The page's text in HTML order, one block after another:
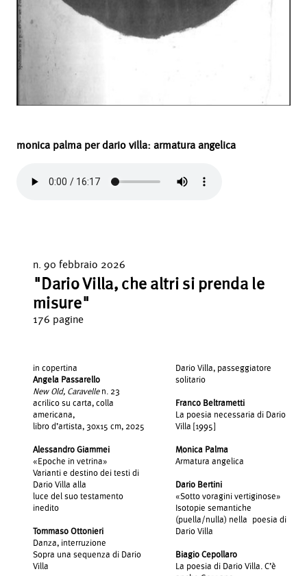
monica palma per dario villa: armatura angelica
n. 90 febbraio 2026
"Dario Villa, che altri si prenda le
misure"
176 pagine
in copertina
Angela Passarello
New Old, Caravellen. 23
acrilico su carta, colla
americana,
libro d’artista, 30x15 cm, 2025
Alessandro Giammei
«Epoche in vetrina»
Varianti e destino dei testi di
Dario Villa alla
luce del suo testamento
inedito
Tommaso Ottonieri
Danza, interruzione
Sopra una sequenza di Dario
Villa
Dario Villa, passeggiatore
solitario
Franco Beltrametti
La poesia necessaria di Dario
Villa [1995]
Monica Palma
Armatura angelica
Dario Bertini
«Sotto voragini vertiginose»
Isotopie semantiche
(puella/nulla) nella poesia di
Dario Villa
Biagio Cepollaro
La poesia di Dario Villa. C’è